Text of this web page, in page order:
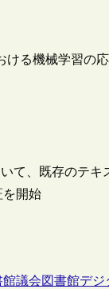
る機械学習の
て、既存のテ
を開始
館議会図書館デジ